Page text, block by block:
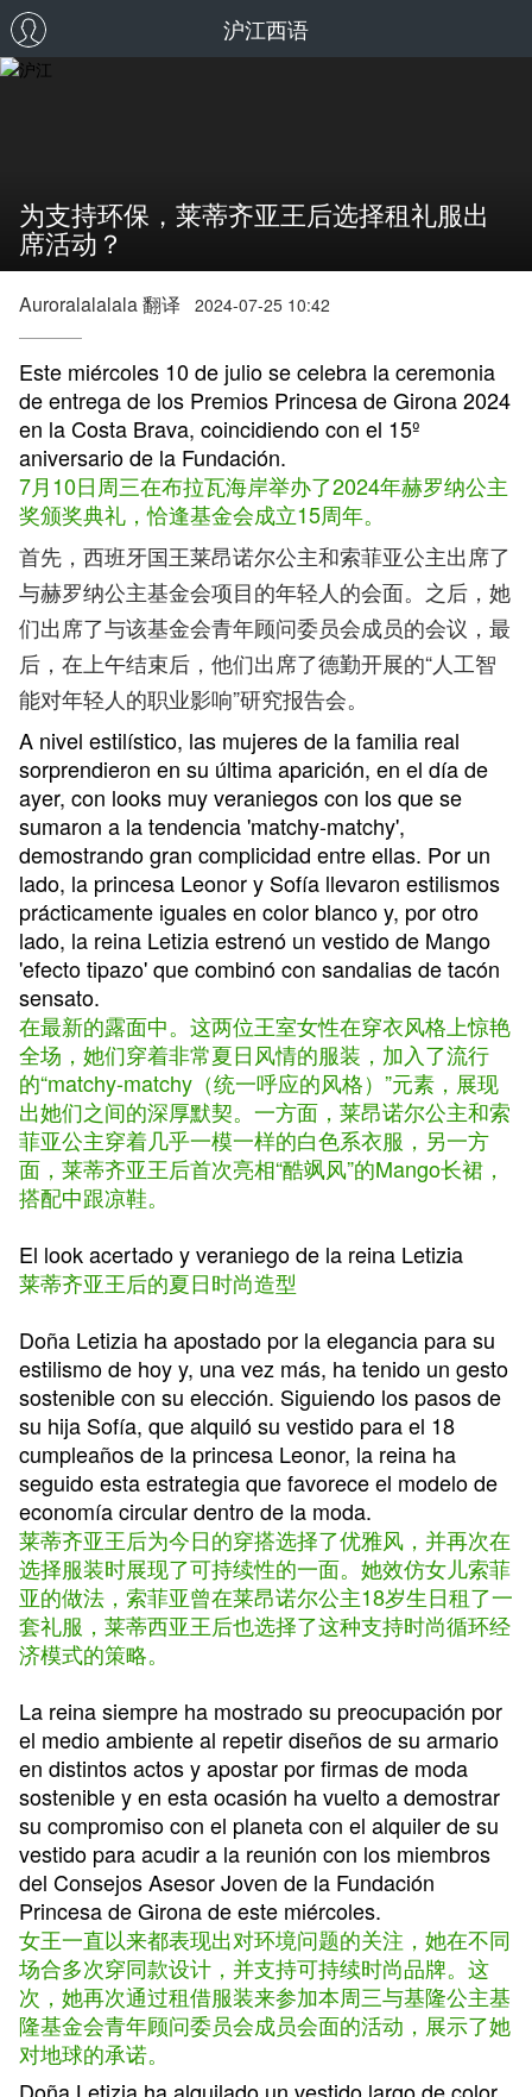
沪江西语
为支持环保，莱蒂齐亚王后选择租礼服出
席活动？
Auroralalalala 翻译 2024-07-25 10:42
Este miércoles 10 de julio se celebra la ceremonia
de entrega de los Premios Princesa de Girona 2024
en la Costa Brava, coincidiendo con el 15º
aniversario de la Fundación.
7月10日周三在布拉瓦海岸举办了2024年赫罗纳公主
奖颁奖典礼，恰逢基金会成立15周年。
首先，西班牙国王莱昂诺尔公主和索菲亚公主出席了
与赫罗纳公主基金会项目的年轻人的会面。之后，她
们出席了与该基金会青年顾问委员会成员的会议，最
后，在上午结束后，他们出席了德勤开展的“人工智
能对年轻人的职业影响”研究报告会。
A nivel estilístico, las mujeres de la familia real
sorprendieron en su última aparición, en el día de
ayer, con looks muy veraniegos con los que se
sumaron a la tendencia 'matchy-matchy',
demostrando gran complicidad entre ellas. Por un
lado, la princesa Leonor y Sofía llevaron estilismos
prácticamente iguales en color blanco y, por otro
lado, la reina Letizia estrenó un vestido de Mango
'efecto tipazo' que combinó con sandalias de tacón
sensato.
在最新的露面中。这两位王室女性在穿衣风格上惊艳
全场，她们穿着非常夏日风情的服装，加入了流行
的“matchy-matchy（统一呼应的风格）”元素，展现
出她们之间的深厚默契。一方面，莱昂诺尔公主和索
菲亚公主穿着几乎一模一样的白色系衣服，另一方
面，莱蒂齐亚王后首次亮相“酷飒风”的Mango长裙，
搭配中跟凉鞋。
El look acertado y veraniego de la reina Letizia
莱蒂齐亚王后的夏日时尚造型
Doña Letizia ha apostado por la elegancia para su
estilismo de hoy y, una vez más, ha tenido un gesto
sostenible con su elección. Siguiendo los pasos de
su hija Sofía, que alquiló su vestido para el 18
cumpleaños de la princesa Leonor, la reina ha
seguido esta estrategia que favorece el modelo de
economía circular dentro de la moda.
莱蒂齐亚王后为今日的穿搭选择了优雅风，并再次在
选择服装时展现了可持续性的一面。她效仿女儿索菲
亚的做法，索菲亚曾在莱昂诺尔公主18岁生日租了一
套礼服，莱蒂西亚王后也选择了这种支持时尚循环经
济模式的策略。
La reina siempre ha mostrado su preocupación por
el medio ambiente al repetir diseños de su armario
en distintos actos y apostar por firmas de moda
sostenible y en esta ocasión ha vuelto a demostrar
su compromiso con el planeta con el alquiler de su
vestido para acudir a la reunión con los miembros
del Consejos Asesor Joven de la Fundación
Princesa de Girona de este miércoles.
女王一直以来都表现出对环境问题的关注，她在不同
场合多次穿同款设计，并支持可持续时尚品牌。这
次，她再次通过租借服装来参加本周三与基隆公主基
隆基金会青年顾问委员会成员会面的活动，展示了她
对地球的承诺。